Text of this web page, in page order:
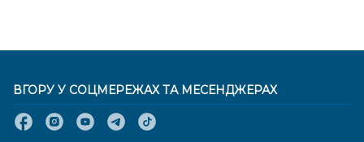
ВГОРУ У СОЦМЕРЕЖАХ ТА МЕСЕНДЖЕРАХ